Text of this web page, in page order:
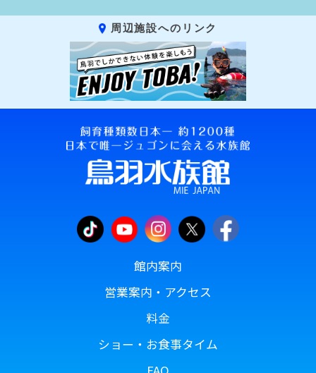
周辺施設へのリンク
館内案内
営業案内・アクセス
料金
ショー・お食事タイム